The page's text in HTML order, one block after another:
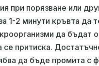
при порязване или
1-2 минути кръвта да
да бъдат
се притиска.
да бъде промита с